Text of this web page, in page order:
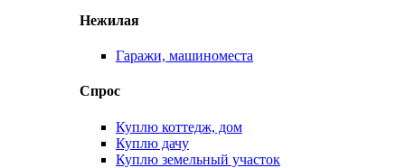
Нежилая
Гаражи, машиноместа
Спрос
Куплю коттедж, дом
Куплю дачу
Куплю земельный участок